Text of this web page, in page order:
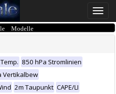
Toggle
Modelle
850 hPa Stromlinien
Vertikalbew
2m Taupunkt CAPE/LI